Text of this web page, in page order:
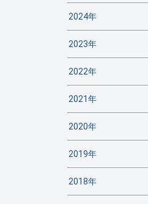
2024年
2023年
2022年
2021年
2020年
2019年
2018年